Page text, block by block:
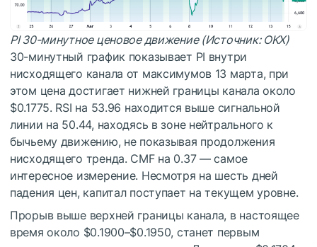
PI 30-минутное ценовое движение (Источник: OKX)
30-минутный график показывает PI внутри
нисходящего канала от максимумов 13 марта, при
этом цена достигает нижней границы канала около
$0.1775. RSI на 53.96 находится выше сигнальной
линии на 50.44, находясь в зоне нейтрального к
бычьему движению, не показывая продолжения
нисходящего тренда. CMF на 0.37 — самое
интересное измерение. Несмотря на шесть дней
падения цен, капитал поступает на текущем уровне.
Прорыв выше верхней границы канала, в настоящее
время около $0.1900–$0.1950, станет первым